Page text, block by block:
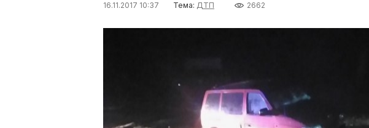
16.11.2017 10:37 Тема: ДТП 2662